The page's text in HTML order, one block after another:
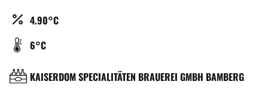
ALCOOL
4.90°C
TEMPÉRATURE
SERVICE
(°C)
6°C
BRASSERIE
KAISERDOM SPECIALITÄTEN BRAUEREI GMBH BAMBERG